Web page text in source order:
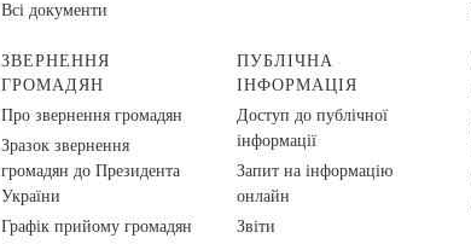
Всі документи
ЗВЕРНЕННЯ
ГРОМАДЯН
Про звернення громадян
Зразок звернення
громадян до Президента
України
Графік прийому громадян
ПУБЛІЧНА
ІНФОРМАЦІЯ
Доступ до публічної
інформації
Запит на інформацію
онлайн
Звіти